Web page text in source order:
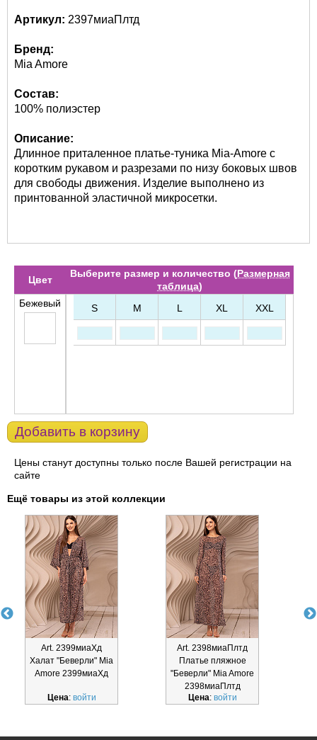
Артикул: 2397миаПлтд
Бренд:
Mia Amore
Состав:
100% полиэстер
Описание:
Длинное приталенное платье-туника Mia-Amore с
коротким рукавом и разрезами по низу боковых швов
для свободы движения. Изделие выполнено из
принтованной эластичной микросетки.
Цвет
Выберите размер и количество (Размерная
таблица)
Бежевый
S M L XL XXL
Добавить в корзину
Цены станут доступны только после Вашей регистрации на
сайте
Ещё товары из этой коллекции
Art. 2399миаХд
Халат "Беверли" Mia
Amore 2399миаХд
Цена: войти
Art. 2398миаПлтд
Платье пляжное
"Беверли" Mia Amore
2398миаПлтд
Цена: войти